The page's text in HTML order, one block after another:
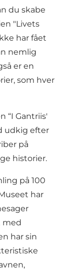
du skabe
"Livets
har fået
nemlig
er en
som hver
“I Gantriis'
udkig efter
på
historier.
på 100
har
med
har sin